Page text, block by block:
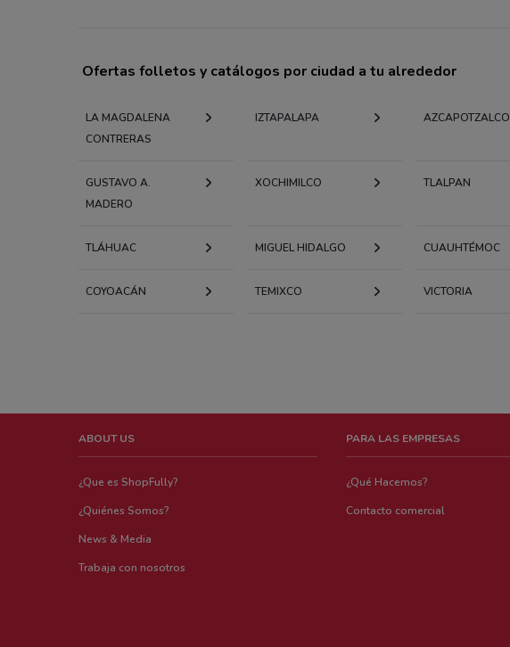
Ofertas folletos y catálogos por ciudad a tu alrededor
LA MAGDALENA
CONTRERAS
IZTAPALAPA AZCAPOTZALCO
GUSTAVO A.
MADERO
XOCHIMILCO TLALPAN
TLÁHUAC MIGUEL HIDALGO CUAUHTÉMOC
COYOACÁN TEMIXCO VICTORIA
ABOUT US
¿Que es ShopFully?
¿Quiénes Somos?
News & Media
Trabaja con nosotros
PARA LAS EMPRESAS
¿Qué Hacemos?
Contacto comercial